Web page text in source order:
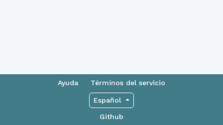
Ayuda Términos del servicio
Español
Github